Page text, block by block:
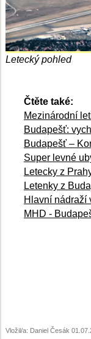
Letecký pohled
Čtěte také:
Mezinárodní
Budapešť:
Budapešť –
Super levné
Letecky z
Letenky z
Hlavní nádraží
MHD -
Vložil/a: Daniel Česák